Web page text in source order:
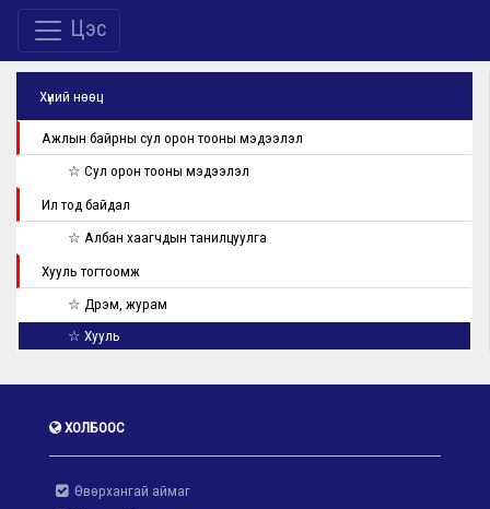
Цэс
Хүний нөөц
Ажлын байрны сул орон тооны мэдээлэл
☆ Сул орон тооны мэдээлэл
Ил тод байдал
☆ Албан хаагчдын танилцуулга
Хууль тогтоомж
☆ Дүрэм, журам
☆ Хууль
ХОЛБООС
Өвөрхангай аймаг